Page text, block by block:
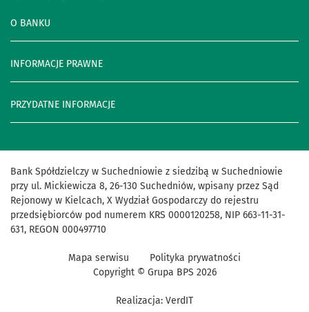
O BANKU
INFORMACJE PRAWNE
PRZYDATNE INFORMACJE
Bank Spółdzielczy w Suchedniowie z siedzibą w Suchedniowie
przy ul. Mickiewicza 8, 26-130 Suchedniów, wpisany przez Sąd
Rejonowy w Kielcach, X Wydział Gospodarczy do rejestru
przedsiębiorców pod numerem KRS 0000120258, NIP 663-11-31-
631, REGON 000497710
Realizacja: VerdIT
Mapa serwisu
Polityka prywatności
Copyright © Grupa BPS 2026